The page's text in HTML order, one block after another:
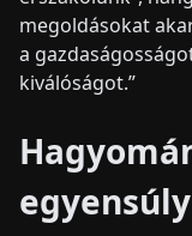
megoldásokat
a
kiválóságot.”